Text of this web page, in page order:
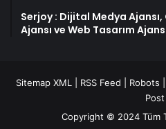
Serjoy : Dijital Medya Ajansı,
Ajansı ve Web Tasarım
Sitemap XML RSS Feed Robots
Post
Copyright © 2024 Tüm